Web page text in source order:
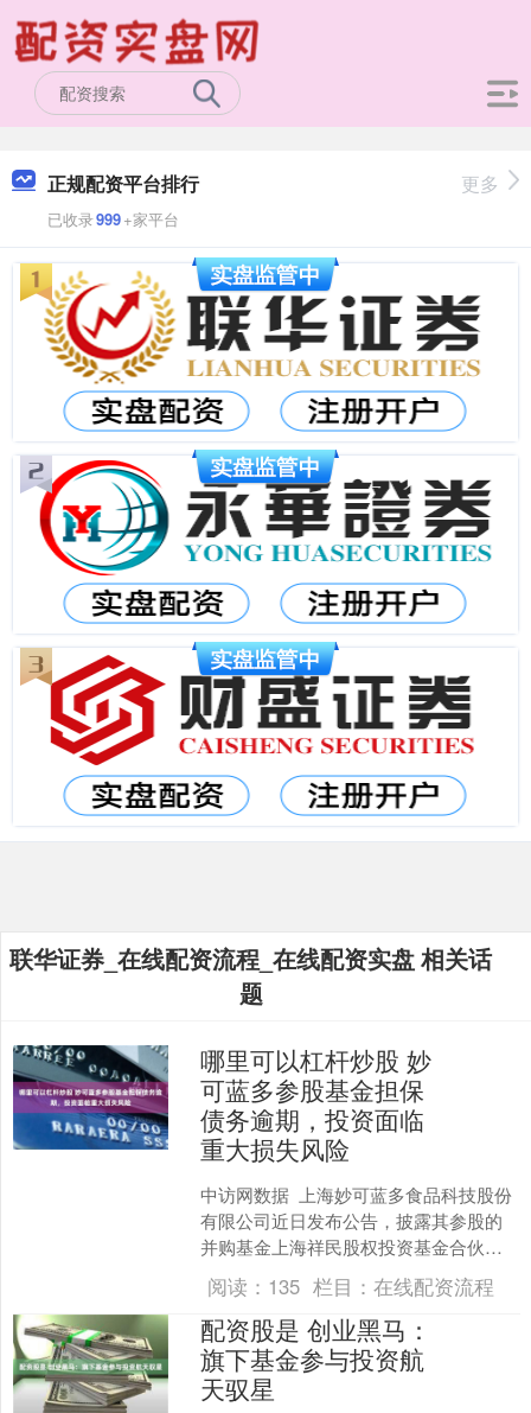
正规配资平台排行
已收录999+家平台
更多
联华证券_在线配资流程_在线配资实盘 相关话
题
哪里可以杠杆炒股 妙
可蓝多参股基金担保
债务逾期，投资面临
重大损失风险
中访网数据 上海妙可蓝多食品科技股份
有限公司近日发布公告，披露其参股的
并购基金上海祥民股权投资基金合伙企
业(有限合伙)面临重大风险。该基金及其
下属主体为关联方....
阅读： 135 栏目： 在线配资流程
配资股是 创业黑马：
旗下基金参与投资航
天驭星